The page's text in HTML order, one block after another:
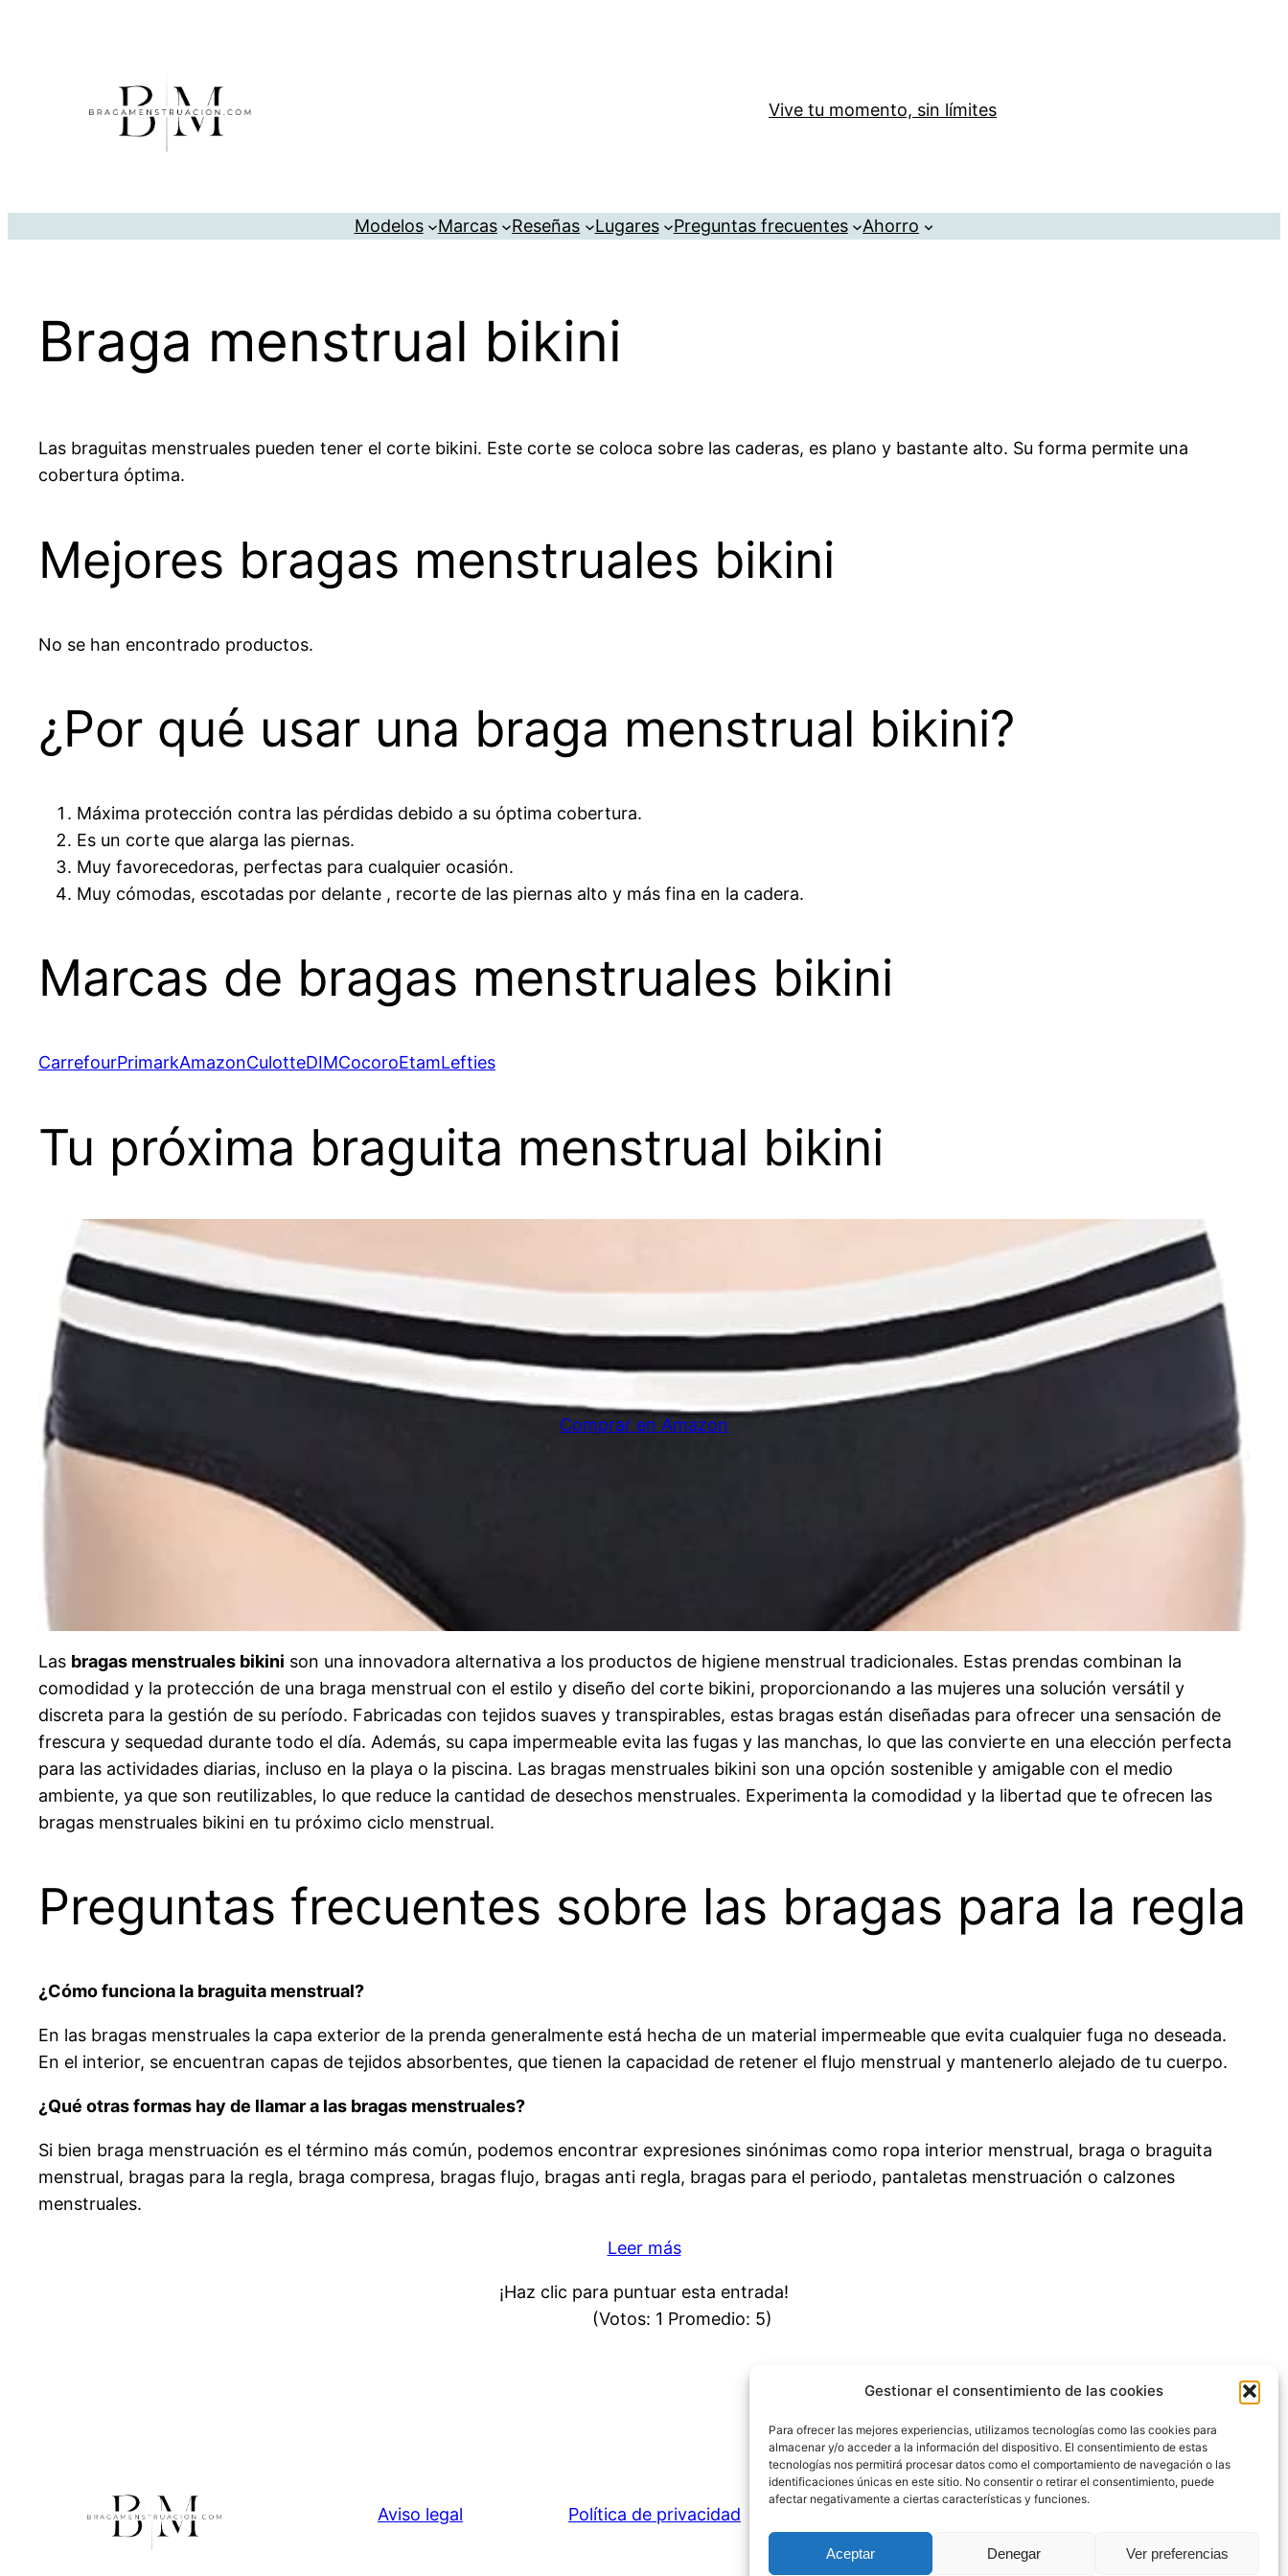
Gestionar el consentimiento de las cookies
Para ofrecer las mejores experiencias, utilizamos tecnologías como las cookies para
almacenar y/o acceder a la información del dispositivo. El consentimiento de estas
tecnologías nos permitirá procesar datos como el comportamiento de navegación o las
identificaciones únicas en este sitio. No consentir o retirar el consentimiento, puede
afectar negativamente a ciertas características y funciones.
Aceptar Denegar Ver preferencias
Vive tu momento, sin límites
Modelos Marcas Reseñas Lugares Preguntas frecuentes Ahorro
Braga menstrual bikini
Las braguitas menstruales pueden tener el corte bikini. Este corte se coloca sobre las caderas, es plano y bastante alto. Su forma permite una
cobertura óptima.
Mejores bragas menstruales bikini
No se han encontrado productos.
¿Por qué usar una braga menstrual bikini?
Máxima protección contra las pérdidas debido a su óptima cobertura.
Es un corte que alarga las piernas.
Muy favorecedoras, perfectas para cualquier ocasión.
Muy cómodas, escotadas por delante , recorte de las piernas alto y más fina en la cadera.
Marcas de bragas menstruales bikini
CarrefourPrimarkAmazonCulotteDIMCocoroEtamLefties
Tu próxima braguita menstrual bikini
Comprar en Amazon
Las bragas menstruales bikini son una innovadora alternativa a los productos de higiene menstrual tradicionales. Estas prendas combinan la
comodidad y la protección de una braga menstrual con el estilo y diseño del corte bikini, proporcionando a las mujeres una solución versátil y
discreta para la gestión de su período. Fabricadas con tejidos suaves y transpirables, estas bragas están diseñadas para ofrecer una sensación de
frescura y sequedad durante todo el día. Además, su capa impermeable evita las fugas y las manchas, lo que las convierte en una elección perfecta
para las actividades diarias, incluso en la playa o la piscina. Las bragas menstruales bikini son una opción sostenible y amigable con el medio
ambiente, ya que son reutilizables, lo que reduce la cantidad de desechos menstruales. Experimenta la comodidad y la libertad que te ofrecen las
bragas menstruales bikini en tu próximo ciclo menstrual.
Preguntas frecuentes sobre las bragas para la regla
¿Cómo funciona la braguita menstrual?
En las bragas menstruales la capa exterior de la prenda generalmente está hecha de un material impermeable que evita cualquier fuga no deseada.
En el interior, se encuentran capas de tejidos absorbentes, que tienen la capacidad de retener el flujo menstrual y mantenerlo alejado de tu cuerpo.
¿Qué otras formas hay de llamar a las bragas menstruales?
Si bien braga menstruación es el término más común, podemos encontrar expresiones sinónimas como ropa interior menstrual, braga o braguita
menstrual, bragas para la regla, braga compresa, bragas flujo, bragas anti regla, bragas para el periodo, pantaletas menstruación o calzones
menstruales.
Leer más
¡Haz clic para puntuar esta entrada!
(Votos: 1 Promedio: 5)
Aviso legal Política de privacidad